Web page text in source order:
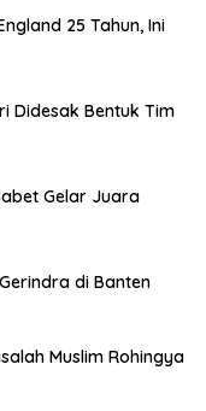
25 Tahun, Ini
Didesak Bentuk Tim
Gelar Juara
di Banten
Muslim Rohingya